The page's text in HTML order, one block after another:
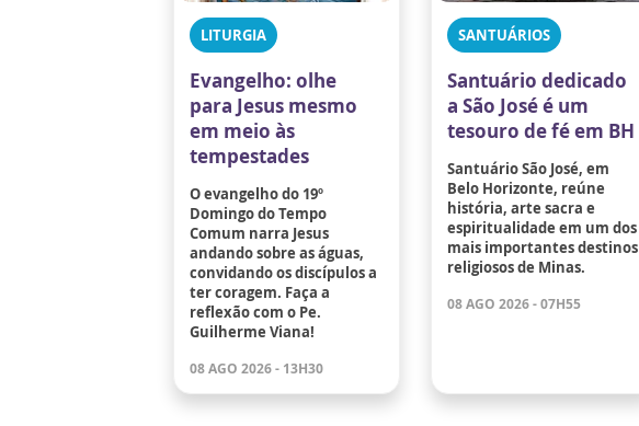
LITURGIA
Evangelho: olhe
para Jesus mesmo
em meio às
tempestades
O evangelho do 19º
Domingo do Tempo
Comum narra Jesus
andando sobre as águas,
convidando os discípulos a
ter coragem. Faça a
reflexão com o Pe.
Guilherme Viana!
08 AGO 2026 - 13H30
SANTUÁRIOS
Santuário dedicado
a São José é um
tesouro de fé em BH
Santuário São José, em
Belo Horizonte, reúne
história, arte sacra e
espiritualidade em um dos
mais importantes destinos
religiosos de Minas.
08 AGO 2026 - 07H55